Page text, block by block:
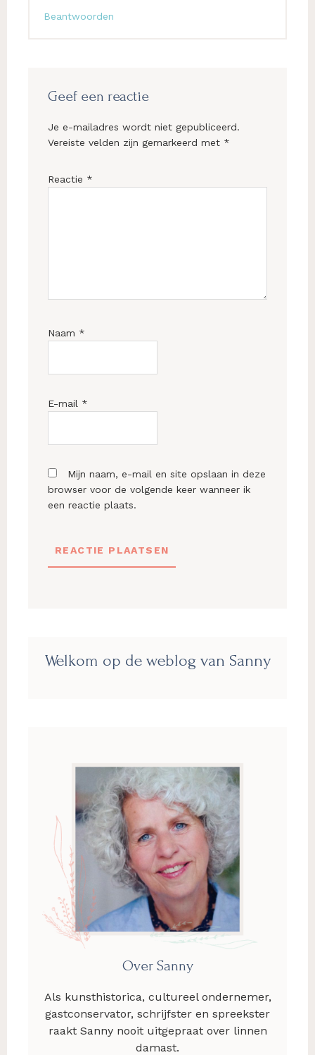
Beantwoorden
Geef een reactie
Je e-mailadres wordt niet gepubliceerd.
Vereiste velden zijn gemarkeerd met *
Reactie *
Naam *
E-mail *
Mijn naam, e-mail en site opslaan in deze
browser voor de volgende keer wanneer ik
een reactie plaats.
Sidebar
Welkom op de weblog van Sanny
Over Sanny
Als kunsthistorica, cultureel ondernemer,
gastconservator, schrijfster en spreekster
raakt Sanny nooit uitgepraat over linnen
damast.